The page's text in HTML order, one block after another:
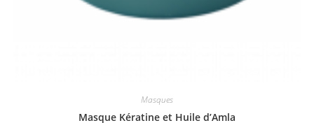
Masques
Masque Kératine et Huile d’Amla